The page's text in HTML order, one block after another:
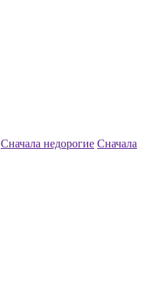
Сначала недорогие Сначала